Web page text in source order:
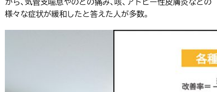
様々な症状が緩和したと答えた人が多数。